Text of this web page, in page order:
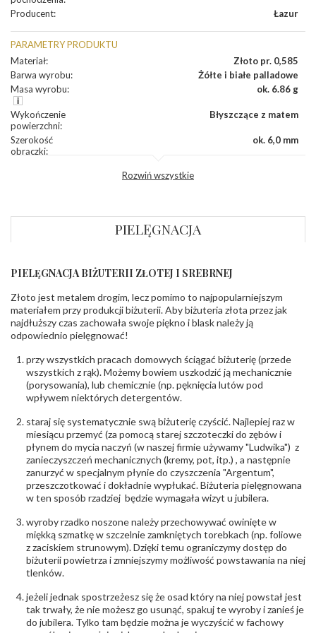
Producent: Łazur
PARAMETRY PRODUKTU
Materiał:
Złoto pr. 0,585
Barwa wyrobu:
Żółte i białe palladowe
Masa wyrobu: ok. 6.86 g
Wykończenie
powierzchni:
Błyszczące z matem
Szerokość
obrączki:
ok. 6,0 mm
INNE PARAMETRY
Producent
odpowiedzialny:
Łazur sp.j. Kowalowy 134 38-200 Jasło; NIP:
6850004631; tel.13 44 56 100;
biuro@obraczki.pl ,PZ Stelmach Sp. z o.o. ul.
Północna 22 45-805 Opole; NIP 7542889545;
Tel. +48 77 54 90 100; biuro@stelmach.pl
Bezpieczeństwo
- rodzaj
ostrzeżenia:
Nie nadaje się dla dzieci w wieku poniżej 3 lat
, Elementy w wyrobie wykonane z białego złota
zawierają nikiel
Rozwiń wszystkie
PIELĘGNACJA
PIELĘGNACJA BIŻUTERII ZŁOTEJ I SREBRNEJ
Złoto jest metalem drogim, lecz pomimo to najpopularniejszym
materiałem przy produkcji biżuterii. Aby biżuteria złota przez jak
najdłuższy czas zachowała swoje piękno i blask należy ją
odpowiednio pielęgnować!
przy wszystkich pracach domowych ściągać biżuterię (przede
wszystkich z rąk). Możemy bowiem uszkodzić ją mechanicznie
(porysowania), lub chemicznie (np. pęknięcia lutów pod
wpływem niektórych detergentów.
staraj się systematycznie swą biżuterię czyścić. Najlepiej raz w
miesiącu przemyć (za pomocą starej szczoteczki do zębów i
płynem do mycia naczyń (w naszej firmie używamy "Ludwika") z
zanieczyszczeń mechanicznych (kremy, pot, itp.) , a następnie
zanurzyć w specjalnym płynie do czyszczenia "Argentum",
przeszczotkować i dokładnie wypłukać. Biżuteria pielęgnowana
w ten sposób rzadziej będzie wymagała wizyt u jubilera.
wyroby rzadko noszone należy przechowywać owinięte w
miękką szmatkę w szczelnie zamkniętych torebkach (np. foliowe
z zaciskiem strunowym). Dzięki temu ograniczymy dostęp do
biżuterii powietrza i zmniejszymy możliwość powstawania na niej
tlenków.
jeżeli jednak spostrzeżesz się że osad który na niej powstał jest
tak trwały, że nie możesz go usunąć, spakuj te wyroby i zanieś je
do jubilera. Tylko tam będzie można je wyczyścić w fachowy